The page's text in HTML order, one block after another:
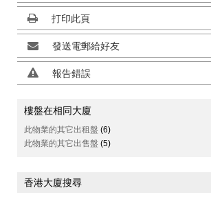
打印此頁
發送電郵給好友
報告錯誤
樓盤在相同大廈
此物業的其它出租盤 (6)
此物業的其它出售盤 (5)
香港大廈搜尋